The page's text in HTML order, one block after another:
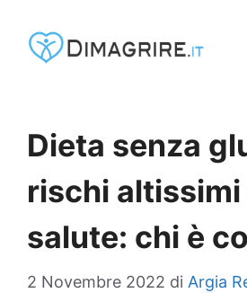
Dieta senza
rischi altissimi
salute: chi è
2 Novembre 2022 di Argia